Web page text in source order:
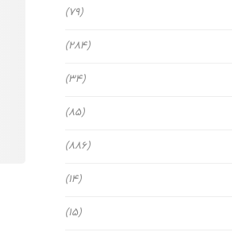
(79)
(284)
(34)
(85)
(886)
(14)
(15)